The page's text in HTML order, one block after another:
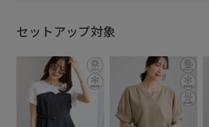
セットアップ対象